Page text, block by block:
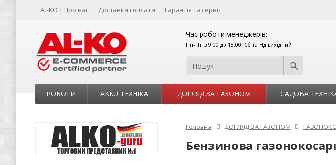
AL-KO | Про нас Доставка і оплата Гарантія та сервіс
Час роботи менеджерів:
Пн-Пт. з 9:00 до 18:00, Сб та Нд вихідний
РОБОТИ AKKU ТЕХНІКА ДОГЛЯД ЗА ГАЗОНОМ САДОВА
Головна ДОГЛЯД ЗА ГАЗОНОМ
Бензинова